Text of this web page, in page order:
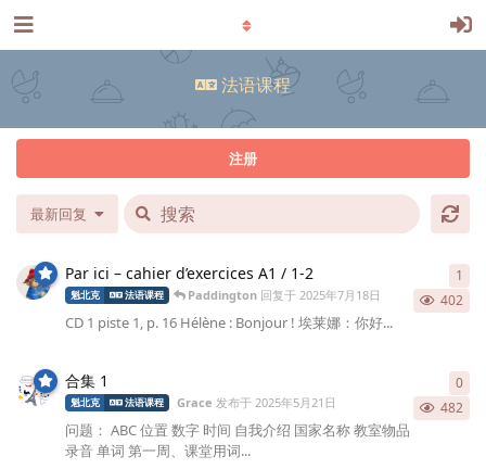
法语课程
注册
最新回复
Par ici – cahier d’exercices A1 / 1-2
魁北克 法语课程 Paddington回复于 2025年7月18日 402
CD 1 piste 1, p. 16 Hélène : Bonjour ! 埃莱娜：你好...
1
合集 1
魁北克 法语课程 Grace 发布于 2025年5月21日 482
问题： ABC 位置 数字 时间 自我介绍 国家名称 教室物品
录音 单词 第一周、课堂用词...
0